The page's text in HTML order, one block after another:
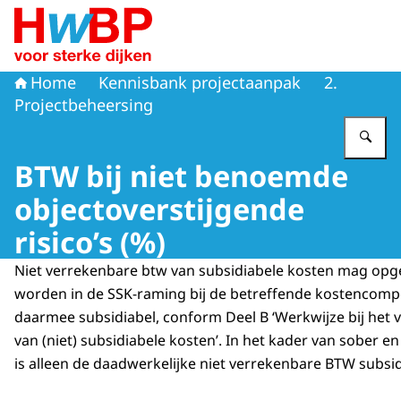
Naar de homepage van
Home Kennisbank projectaanpak
2.
Projectbeheersing
BTW bij niet benoemde
objectoverstijgende
risico’s (%)
Niet verrekenbare btw van subsidiabele kosten mag
worden in de SSK-raming bij de betreffende
daarmee subsidiabel, conform Deel B ‘Werkwijze bij het
van (niet) subsidiabele kosten’. In het kader van sober
is alleen de daadwerkelijke niet verrekenbare BTW